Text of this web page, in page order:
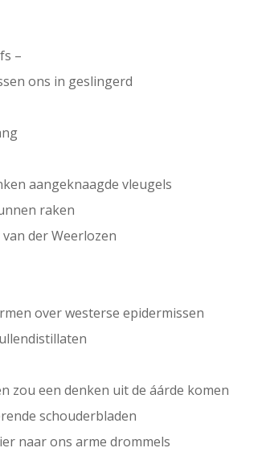
–
ons in geslingerd
aangeknaagde vleugels
raken
der Weerlozen
over westerse epidermissen
zou een denken uit de áárde komen
schouderbladen
naar ons arme drommels